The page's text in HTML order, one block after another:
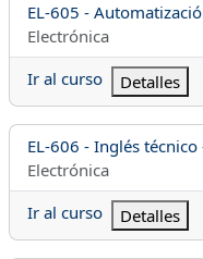
Nombre del curso
EL-605 -
Categoría del curso
Electrónica
Ir al curso
Detalles
Nombre del curso
EL-606 - Inglés técnico
Categoría del curso
Electrónica
Ir al curso
Detalles